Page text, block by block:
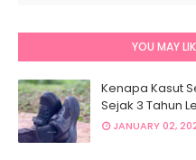
YOU MAY
Kenapa Kasut
Sejak 3 Tahun
JANUARY 02,